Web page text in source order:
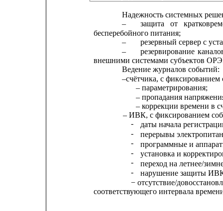
Надежность системных
–
защита от
бесперебойного питания;
–
резервный сервер с
–
резервирование
внешними системами субъектов
Ведение журналов событий:
–счётчика, с фиксированием
– параметрирования;
– пропадания
– коррекции времени в
– ИВК, с фиксированием
-
даты начала
-
перерывы
-
программные и
-
установка и
-
переход на летнее/
-
нарушение защиты
− отсутствие/
соответствующего интервала